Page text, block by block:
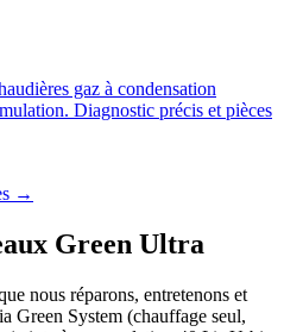
gaz à condensation
Diagnostic précis et pièces
→
Green Ultra
nous réparons, entretenons et
Green System (chauffage seul,